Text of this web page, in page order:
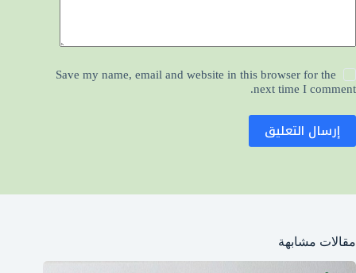
Save my name, email and website in this browser for the
next time I comment.
إرسال التعليق
مقالات مشابهة